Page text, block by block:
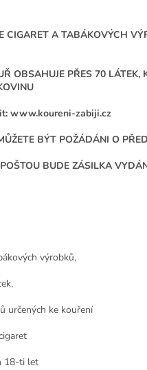
CIGARET A TABÁKOVÝCH
OBSAHUJE PŘES 70 LÁTEK,
www.koureni-zabiji.cz
BÝT POŽÁDÁNI O
BUDE ZÁSILKA
výrobků,
určených ke kouření
18-ti let